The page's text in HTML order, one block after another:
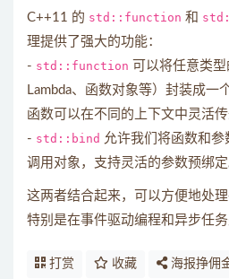
C++11 的 std::function 和
理提供了强大的功能：
- std::function 可以将任意类型
Lambda、函数对象等）封装成一
函数可以在不同的上下文中灵活传
- std::bind 允许我们将函数和参
调用对象，支持灵活的参数预绑定
这两者结合起来，可以方便地处
特别是在事件驱动编程和异步任务
打赏 收藏 海报挣佣